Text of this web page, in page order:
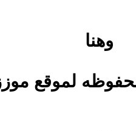
وهنا
لموقع